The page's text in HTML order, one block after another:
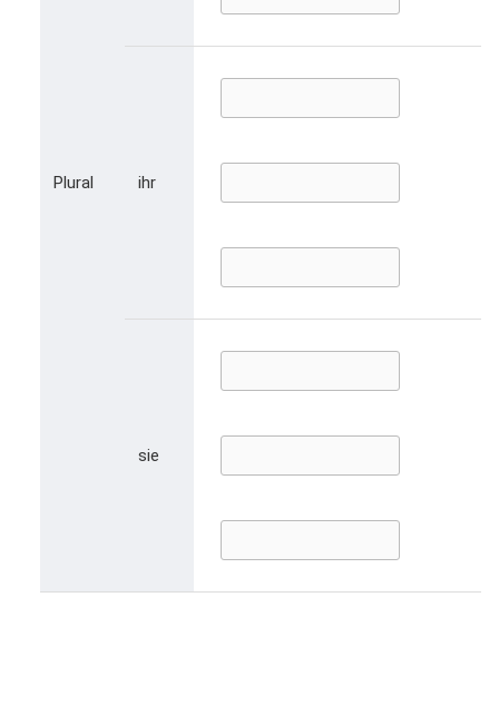
Plural ihr
sie